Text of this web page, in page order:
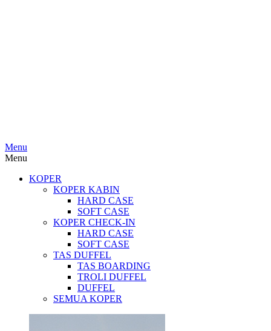
Menu
Menu
KOPER
KOPER KABIN
HARD CASE
SOFT CASE
KOPER CHECK-IN
HARD CASE
SOFT CASE
TAS DUFFEL
TAS BOARDING
TROLI DUFFEL
DUFFEL
SEMUA KOPER